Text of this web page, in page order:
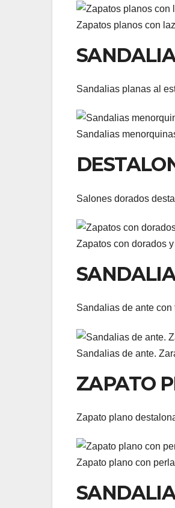
Zapatos planos con
Sandalias planas al
Sandalias
Salones dorados
Zapatos con dorados
Sandalias de ante
Sandalias de ante.
ZAPATO
Zapato plano
Zapato plano con